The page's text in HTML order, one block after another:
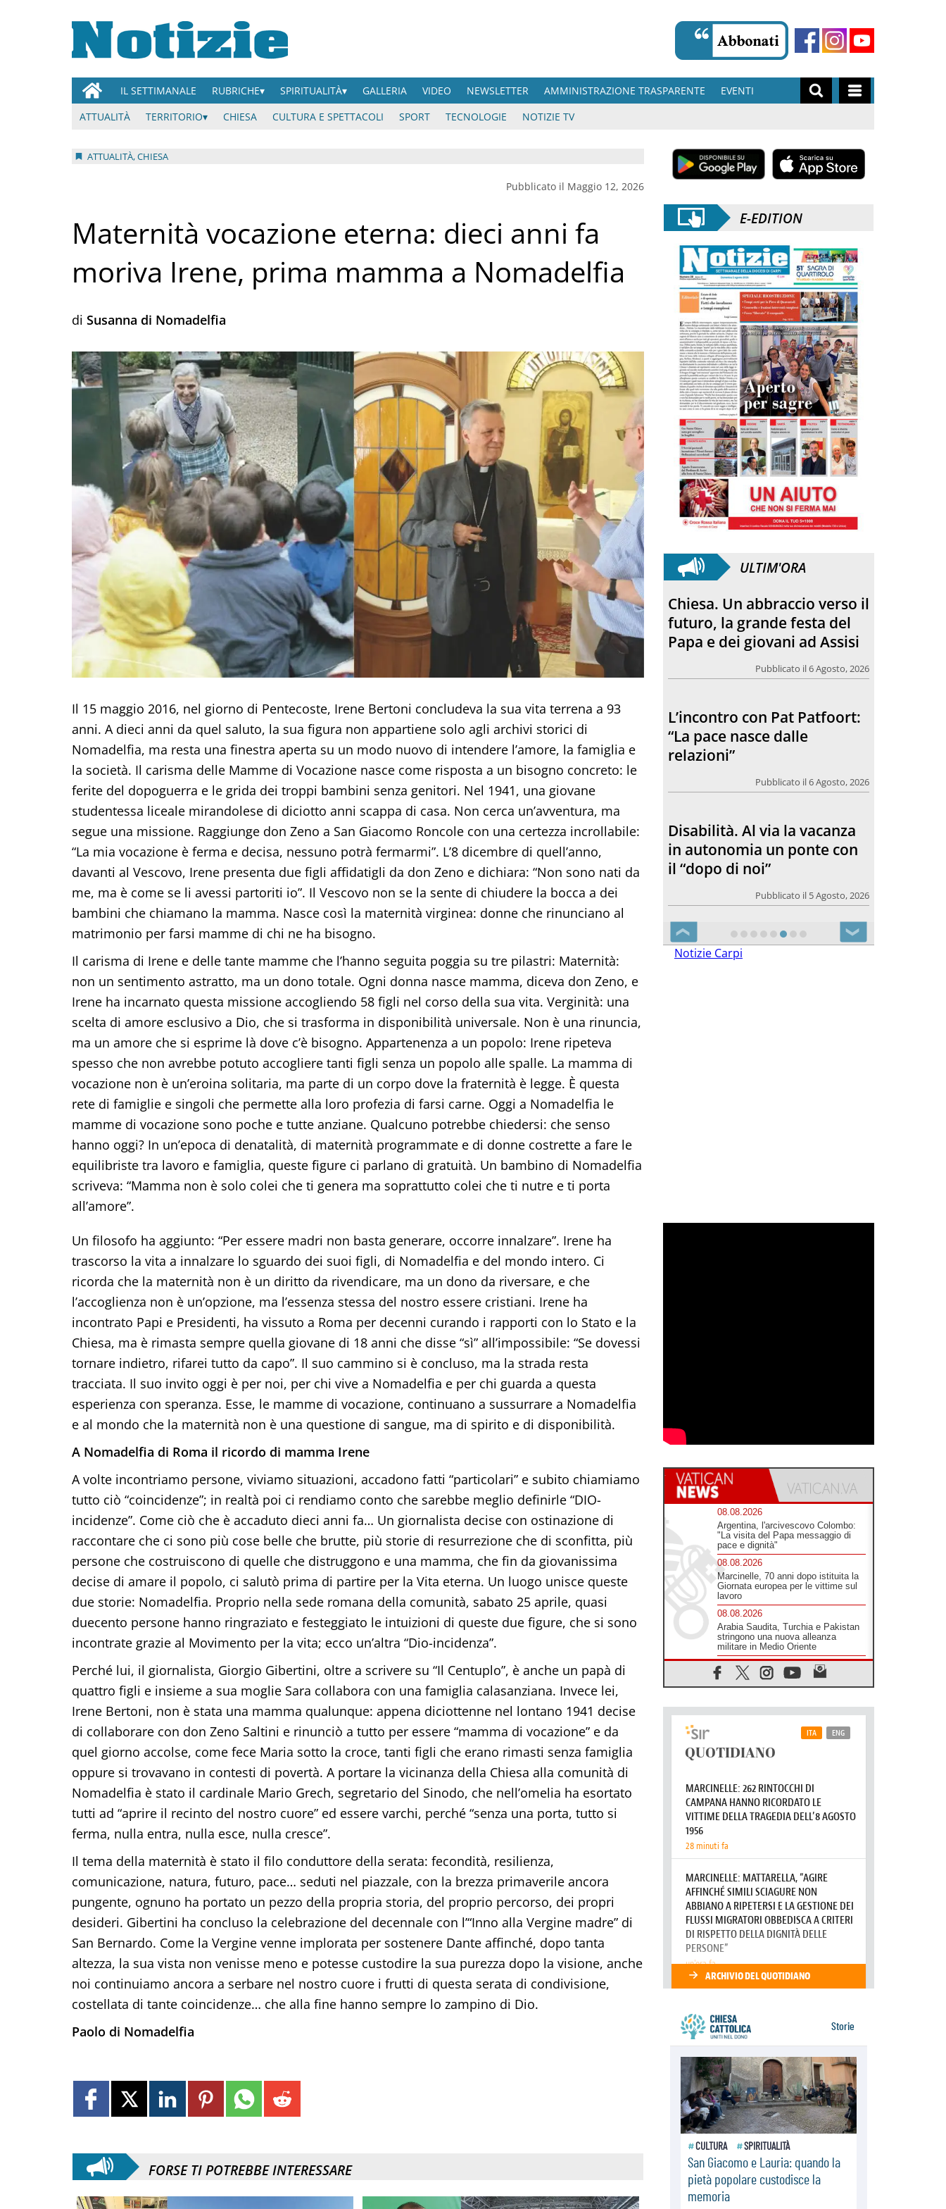
IL SETTIMANALE RUBRICHE SPIRITUALITÀ GALLERIA VIDEO NEWSLETTER AMMINISTRAZIONE TRASPARENTE
EVENTI
ATTUALITÀ
TERRITORIO CHIESA CULTURA E SPETTACOLI SPORT TECNOLOGIE NOTIZIE TV
ATTUALITÀ, CHIESA
Pubblicato il Maggio 12, 2026
Maternità vocazione eterna: dieci anni fa
moriva Irene, prima mamma a Nomadelfia
di Susanna di Nomadelfia
Il 15 maggio 2016, nel giorno di Pentecoste, Irene Bertoni concludeva la sua vita terrena a 93
anni. A dieci anni da quel saluto, la sua figura non appartiene solo agli archivi storici di
Nomadelfia, ma resta una finestra aperta su un modo nuovo di intendere l’amore, la famiglia e
la società. Il carisma delle Mamme di Vocazione nasce come risposta a un bisogno concreto: le
ferite del dopoguerra e le grida dei troppi bambini senza genitori. Nel 1941, una giovane
studentessa liceale mirandolese di diciotto anni scappa di casa. Non cerca un’avventura, ma
segue una missione. Raggiunge don Zeno a San Giacomo Roncole con una certezza incrollabile:
“La mia vocazione è ferma e decisa, nessuno potrà fermarmi”. L’8 dicembre di quell’anno,
davanti al Vescovo, Irene presenta due figli affidatigli da don Zeno e dichiara: “Non sono nati da
me, ma è come se li avessi partoriti io”. Il Vescovo non se la sente di chiudere la bocca a dei
bambini che chiamano la mamma. Nasce così la maternità virginea: donne che rinunciano al
matrimonio per farsi mamme di chi ne ha bisogno.
Il carisma di Irene e delle tante mamme che l’hanno seguita poggia su tre pilastri: Maternità:
non un sentimento astratto, ma un dono totale. Ogni donna nasce mamma, diceva don Zeno, e
Irene ha incarnato questa missione accogliendo 58 figli nel corso della sua vita. Verginità: una
scelta di amore esclusivo a Dio, che si trasforma in disponibilità universale. Non è una rinuncia,
ma un amore che si esprime là dove c’è bisogno. Appartenenza a un popolo: Irene ripeteva
spesso che non avrebbe potuto accogliere tanti figli senza un popolo alle spalle. La mamma di
vocazione non è un’eroina solitaria, ma parte di un corpo dove la fraternità è legge. È questa
rete di famiglie e singoli che permette alla loro profezia di farsi carne. Oggi a Nomadelfia le
mamme di vocazione sono poche e tutte anziane. Qualcuno potrebbe chiedersi: che senso
hanno oggi? In un’epoca di denatalità, di maternità programmate e di donne costrette a fare le
equilibriste tra lavoro e famiglia, queste figure ci parlano di gratuità. Un bambino di Nomadelfia
scriveva: “Mamma non è solo colei che ti genera ma soprattutto colei che ti nutre e ti porta
all’amore”.
Un filosofo ha aggiunto: “Per essere madri non basta generare, occorre innalzare”. Irene ha
trascorso la vita a innalzare lo sguardo dei suoi figli, di Nomadelfia e del mondo intero. Ci
ricorda che la maternità non è un diritto da rivendicare, ma un dono da riversare, e che
l’accoglienza non è un’opzione, ma l’essenza stessa del nostro essere cristiani. Irene ha
incontrato Papi e Presidenti, ha vissuto a Roma per decenni curando i rapporti con lo Stato e la
Chiesa, ma è rimasta sempre quella giovane di 18 anni che disse “sì” all’impossibile: “Se dovessi
tornare indietro, rifarei tutto da capo”. Il suo cammino si è concluso, ma la strada resta
tracciata. Il suo invito oggi è per noi, per chi vive a Nomadelfia e per chi guarda a questa
esperienza con speranza. Esse, le mamme di vocazione, continuano a sussurrare a Nomadelfia
e al mondo che la maternità non è una questione di sangue, ma di spirito e di disponibilità.
A Nomadelfia di Roma il ricordo di mamma Irene
A volte incontriamo persone, viviamo situazioni, accadono fatti “particolari” e subito chiamiamo
tutto ciò “coincidenze”; in realtà poi ci rendiamo conto che sarebbe meglio definirle “DIO-
incidenze”. Come ciò che è accaduto dieci anni fa… Un giornalista decise con ostinazione di
raccontare che ci sono più cose belle che brutte, più storie di resurrezione che di sconfitta, più
persone che costruiscono di quelle che distruggono e una mamma, che fin da giovanissima
decise di amare il popolo, ci salutò prima di partire per la Vita eterna. Un luogo unisce queste
due storie: Nomadelfia. Proprio nella sede romana della comunità, sabato 25 aprile, quasi
duecento persone hanno ringraziato e festeggiato le intuizioni di queste due figure, che si sono
incontrate grazie al Movimento per la vita; ecco un’altra “Dio-incidenza”.
Perché lui, il giornalista, Giorgio Gibertini, oltre a scrivere su “Il Centuplo”, è anche un papà di
quattro figli e insieme a sua moglie Sara collabora con una famiglia calasanziana. Invece lei,
Irene Bertoni, non è stata una mamma qualunque: appena diciottenne nel lontano 1941 decise
di collaborare con don Zeno Saltini e rinunciò a tutto per essere “mamma di vocazione” e da
quel giorno accolse, come fece Maria sotto la croce, tanti figli che erano rimasti senza famiglia
oppure si trovavano in contesti di povertà. A portare la vicinanza della Chiesa alla comunità di
Nomadelfia è stato il cardinale Mario Grech, segretario del Sinodo, che nell’omelia ha esortato
tutti ad “aprire il recinto del nostro cuore” ed essere varchi, perché “senza una porta, tutto si
ferma, nulla entra, nulla esce, nulla cresce”.
Il tema della maternità è stato il filo conduttore della serata: fecondità, resilienza,
comunicazione, natura, futuro, pace… seduti nel piazzale, con la brezza primaverile ancora
pungente, ognuno ha portato un pezzo della propria storia, del proprio percorso, dei propri
desideri. Gibertini ha concluso la celebrazione del decennale con l’“Inno alla Vergine madre” di
San Bernardo. Come la Vergine venne implorata per sostenere Dante affinché, dopo tanta
altezza, la sua vista non venisse meno e potesse custodire la sua purezza dopo la visione, anche
noi continuiamo ancora a serbare nel nostro cuore i frutti di questa serata di condivisione,
costellata di tante coincidenze… che alla fine hanno sempre lo zampino di Dio.
Paolo di Nomadelfia
FORSE TI POTREBBE INTERESSARE
E-EDITION
ULTIM'ORA
Chiesa. Un abbraccio verso il
futuro, la grande festa del
Papa e dei giovani ad Assisi
Pubblicato il 6 Agosto, 2026
L’incontro con Pat Patfoort:
“La pace nasce dalle
relazioni”
Pubblicato il 6 Agosto, 2026
Disabilità. Al via la vacanza
in autonomia un ponte con
il “dopo di noi”
Pubblicato il 5 Agosto, 2026
❮ ❯
Notizie Carpi
08.08.2026
Argentina, l'arcivescovo Colombo:
"La visita del Papa messaggio di
pace e dignità"
08.08.2026
Marcinelle, 70 anni dopo istituita la
Giornata europea per le vittime sul
lavoro
08.08.2026
Arabia Saudita, Turchia e Pakistan
stringono una nuova alleanza
militare in Medio Oriente
08.08.2026
Il Papa in Perù, il cardinale Castillo:
spinta all'unità in mezzo alle sfide
07.08.2026
Rilanciare l'empatia, il progetto
Triennale d'Arte delle Università
cattoliche
Calapan diventa diocesi
07.08.2026
A Castel Gandolfo l'arazzo di
07.08.2026
Tagle: la guerra sfigura il mondo,
solo la rivelazione di Dio lo
trasfigura
07.08.2026
Il Papa in Francia, quattro giorni
intensi tra Chiesa, popolo e
istituzioni
07.08.2026
SIGNIS 2026, dare voce alle
religiose cattoliche nello spazio
pubblico